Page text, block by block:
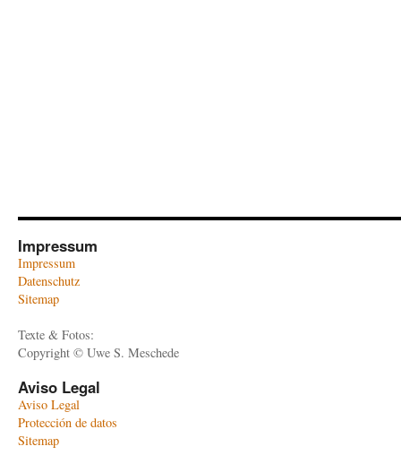
Impressum
Impressum
Datenschutz
Sitemap
Texte & Fotos:
Copyright © Uwe S. Meschede
Aviso Legal
Aviso Legal
Protección de datos
Sitemap